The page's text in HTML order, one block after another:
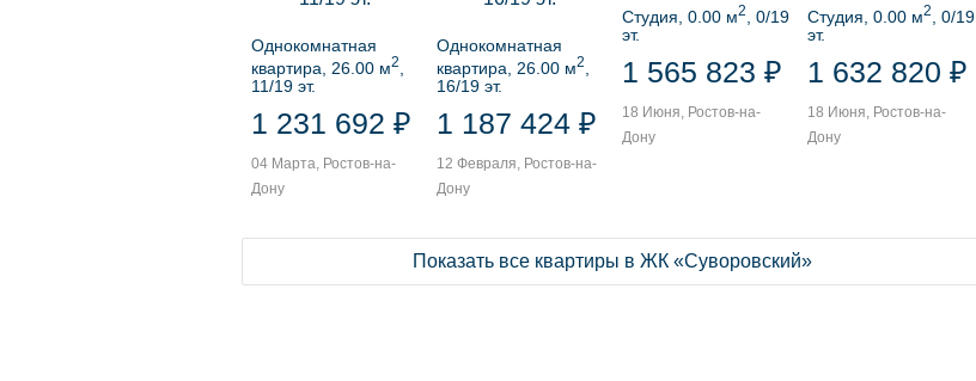
Однокомнатная
квартира, 26.00 м2
11/19 эт.
1 231 692 ₽
04 Марта, Ростов-на-
Дону
Однокомнатная
квартира, 26.00 м2
16/19 эт.
1 187 424 ₽
12 Февраля, Ростов-на-
Дону
Студия, 0.00 м2
, 0/19
эт.
1 565 823 ₽
18 Июня, Ростов-на-
Дону
Студия, 0.00 м2
, 0/19
эт.
1 632 820 ₽
18 Июня, Ростов-на-
Дону
Показать все квартиры в ЖК «Суворовский»